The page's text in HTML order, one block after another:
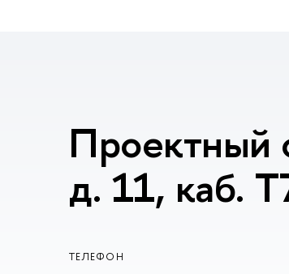
Проектный
д. 11, каб.
ТЕЛЕФОН